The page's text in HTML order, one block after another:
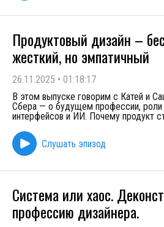
Продуктовый дизайн –
жесткий, но эмпатичный
26.11.2025 • 01:18:17
В этом выпуске говорим с Катей и
Сбера — о будущем профессии, роли
интерфейсов и ИИ. Почему продукт
Слушать эпизод
Система или хаос.
профессию дизайнера.